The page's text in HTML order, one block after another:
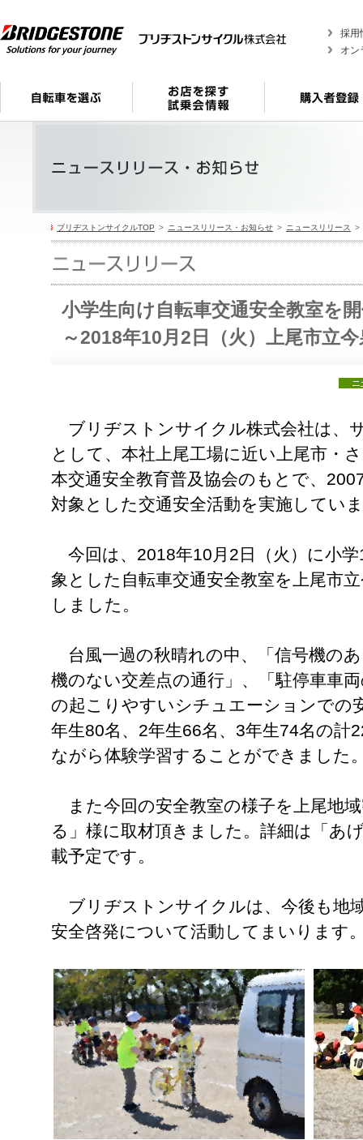
採用
オン
ブリヂストンサイクルTOP ニュースリリース・お知らせ ニュースリリース
小学生向け自転車交通安全教室を
～2018年10月2日（火）上尾市立
ブリヂストンサイクル株式会社は、
として、本社上尾工場に近い上尾市・
本交通安全教育普及協会のもとで、
対象とした交通安全活動を実施してい
今回は、2018年10月2日（火）に小
象とした自転車交通安全教室を上尾市
しました。
台風一過の秋晴れの中、「信号機の
機のない交差点の通行」、「駐停車車
の起こりやすいシチュエーションでの
年生80名、2年生66名、3年生74名の計
ながら体験学習することができました
また今回の安全教室の様子を上尾地
る」様に取材頂きました。詳細は「あ
載予定です。
ブリヂストンサイクルは、今後も地
安全啓発について活動してまいります